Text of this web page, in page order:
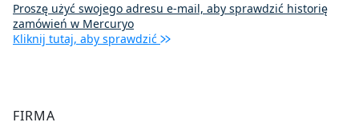
Proszę użyć swojego adresu e-mail, aby sprawdzić historię
zamówień w Mercuryo
Kliknij tutaj, aby sprawdzić
FIRMA